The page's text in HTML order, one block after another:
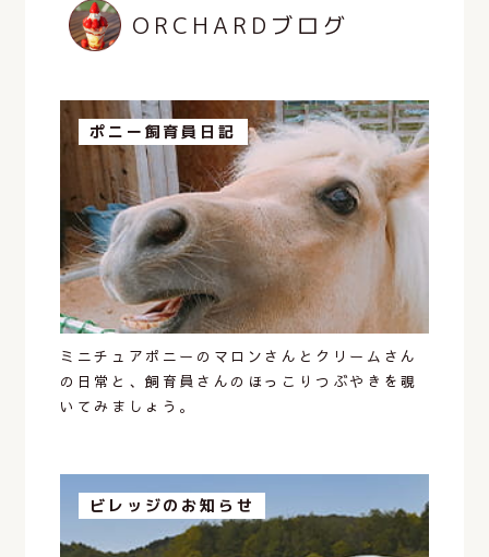
ORCHARDブログ
ポニー飼育員日記
ミニチュアポニーのマロンさんとクリームさん
の日常と、飼育員さんのほっこりつぶやきを覗
いてみましょう。
ビレッジのお知らせ